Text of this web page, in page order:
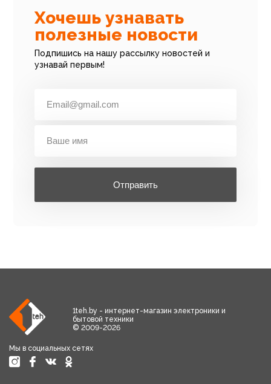
Хочешь узнавать
полезные новости
Подпишись на нашу рассылку новостей и
узнавай первым!
Отправить
1teh.by - интернет-магазин электроники и
бытовой техники
© 2009-2026
Мы в социальных сетях